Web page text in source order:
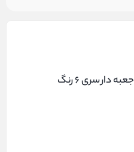
جعبه دارسری 6 رنگ